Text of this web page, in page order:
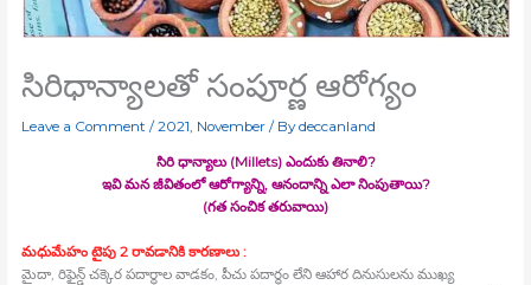
సిరిధాన్యాలతో సంపూర్ణ ఆరోగ్యం
Leave a Comment /2021, November / Bydeccanland
సిరి ధాన్యాలు (Millets) ఎందుకు తినాలి?
ఇవి మన జీవితంలో ఆరోగ్యాన్ని, ఆనందాన్ని ఎలా నింపుతాయి?
(గత సంచిక తరువాయి)
మధుమేహం టైపు 2 రావడానికి కారణాలు :
మైదా, రిఫైన్డ్ చక్కెర పదార్థాల వాడకం, పీచు పదార్థం లేని ఆహార దినుసులను ముఖ్య